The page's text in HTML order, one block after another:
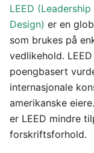
LEED
Design) er en
som brukes på
vedlikehold.
poengbasert
internasjonale
amerikanske
er LEED mindre
forskriftsforhold.